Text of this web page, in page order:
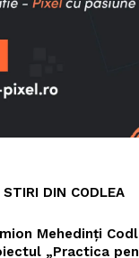
DIN CODLEA
Mehedinți
„Practica